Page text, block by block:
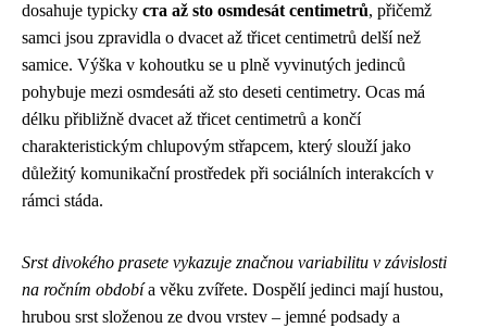
dosahuje typicky ста až sto osmdesát centimetrů, přičemž
samci jsou zpravidla o dvacet až třicet centimetrů delší než
samice. Výška v kohoutku se u plně vyvinutých jedinců
pohybuje mezi osmdesáti až sto deseti centimetry. Ocas má
délku přibližně dvacet až třicet centimetrů a končí
charakteristickým chlupovým střapcem, který slouží jako
důležitý komunikační prostředek při sociálních interakcích v
rámci stáda.
Srst divokého prasete vykazuje značnou variabilitu v závislosti
na ročním obdobía věku zvířete. Dospělí jedinci mají hustou,
hrubou srst složenou ze dvou vrstev – jemné podsady a